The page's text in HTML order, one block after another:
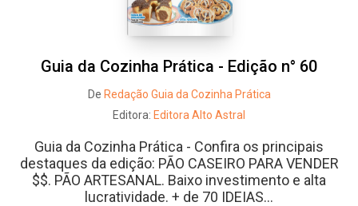
Guia da Cozinha Prática - Edição n° 60
De Redação Guia da Cozinha Prática
Editora: Editora Alto Astral
Guia da Cozinha Prática - Confira os principais
destaques da edição: PÃO CASEIRO PARA VENDER
$$. PÃO ARTESANAL. Baixo investimento e alta
lucratividade. + de 70 IDEIAS...